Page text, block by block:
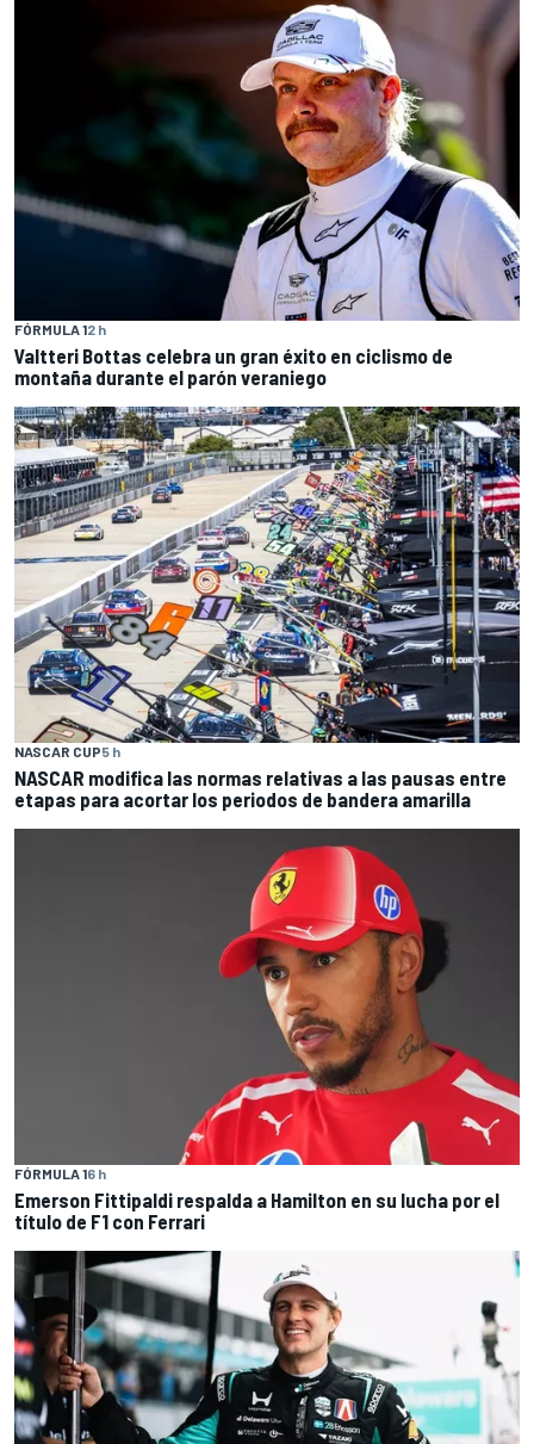
FÓRMULA 12 h
Valtteri Bottas celebra un gran éxito en ciclismo de
montaña durante el parón veraniego
NASCAR CUP5 h
NASCAR modifica las normas relativas a las pausas entre
etapas para acortar los periodos de bandera amarilla
FÓRMULA 16 h
Emerson Fittipaldi respalda a Hamilton en su lucha por el
título de F1 con Ferrari